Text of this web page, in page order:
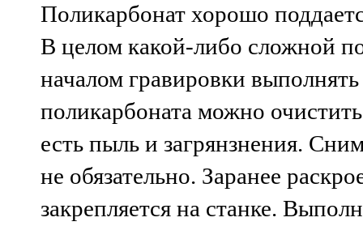
Поликарбонат хорошо
В целом какой-либо сложной
началом гравировки
поликарбоната можно
есть пыль и загрянзнения.
не обязательно. Заранее
закрепляется на станке.